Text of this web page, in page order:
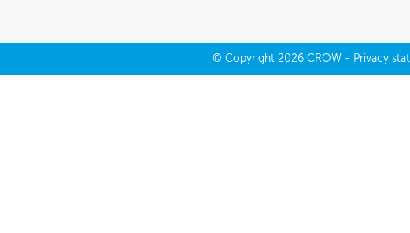
© Copyright2026 CROW - Privacy